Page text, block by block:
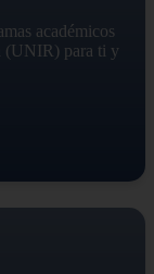
académicos
(UNIR) para ti y